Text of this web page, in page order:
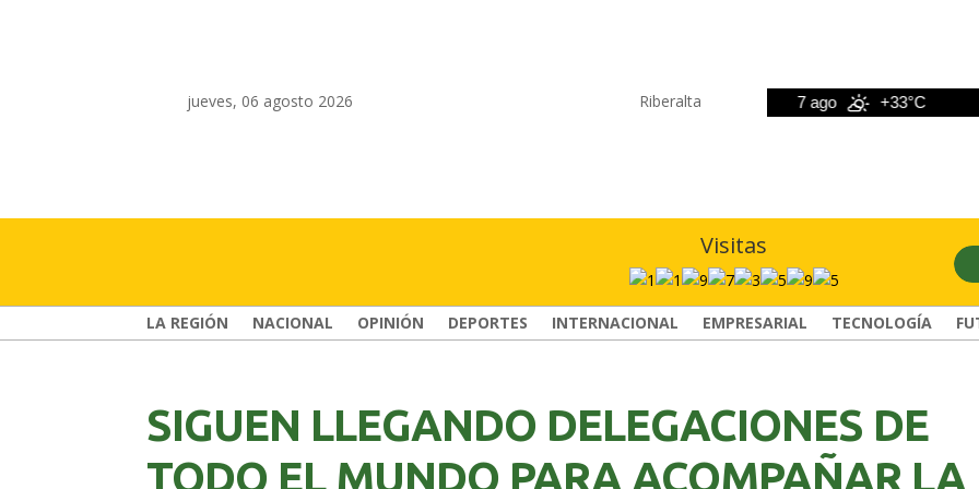
jueves, 06 agosto 2026 Riberalta
+33°C 7 ago +33°C
Visitas
LA REGIÓN NACIONAL OPINIÓN DEPORTES INTERNACIONAL EMPRESARIAL TECNOLOGÍA
SIGUEN LLEGANDO DELEGACIONES DE
TODO EL MUNDO PARA ACOMPAÑAR LA